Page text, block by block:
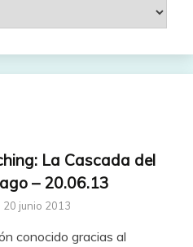
La Cascada del
– 20.06.13
20 junio 2013
conocido gracias al